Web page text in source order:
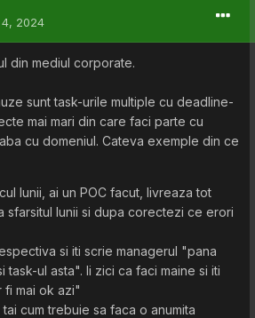
2024
din mediul corporate.
sunt task-urile multiple cu deadline-
mai mari din care faci parte cu
cu domeniul. Cateva exemple din ce
lunii, ai un POC facut, livreaza tot
sfarsitul lunii si dupa corectezi ce erori
si iti scrie managerul "pana
task-ul asta". Ii zici ca faci maine si iti
fi mai ok azi"
cum trebuie sa faca o anumita